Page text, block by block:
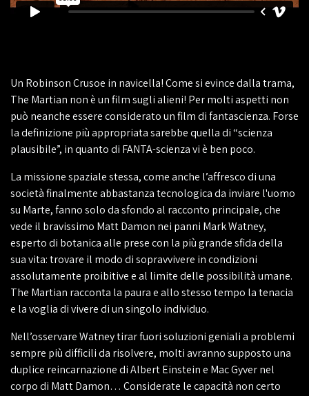
Un Robinson Crusoe in navicella! Come si evince dalla trama,
The Martian non è un film sugli alieni! Per molti aspetti non
può neanche essere considerato un film di fantascienza. Forse
la definizione più appropriata sarebbe quella di “scienza
plausibile”, in quanto di FANTA-scienza vi è ben poco.
La missione spaziale stessa, come anche l’affresco di una
società finalmente abbastanza tecnologica da inviare l'uomo
su Marte, fanno solo da sfondo al racconto principale, che
vede il bravissimo Matt Damon nei panni Mark Watney,
esperto di botanica alle prese con la più grande sfida della
sua vita: trovare il modo di sopravvivere in condizioni
assolutamente proibitive e al limite delle possibilità umane.
The Martian racconta la paura e allo stesso tempo la tenacia
e la voglia di vivere di un singolo individuo.
Nell’osservare Watney tirar fuori soluzioni geniali a problemi
sempre più difficili da risolvere, molti avranno supposto una
duplice reincarnazione di Albert Einstein e Mac Gyver nel
corpo di Matt Damon… Considerate le capacità non certo